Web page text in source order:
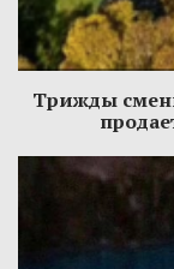
Трижды